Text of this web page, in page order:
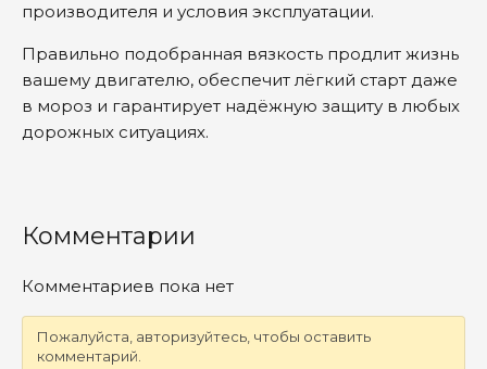
производителя и условия эксплуатации.
Правильно подобранная вязкость продлит жизнь
вашему двигателю, обеспечит лёгкий старт даже
в мороз и гарантирует надёжную защиту в любых
дорожных ситуациях.
Комментарии
Комментариев пока нет
Пожалуйста, авторизуйтесь, чтобы оставить
комментарий.